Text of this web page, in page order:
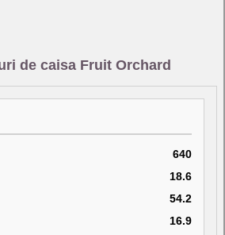
de caisa Fruit Orchard
640
18.6
54.2
16.9